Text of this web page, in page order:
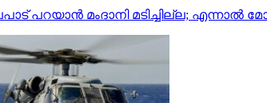
പറയാന്‍ മംദാനി മടിച്ചില്ല;